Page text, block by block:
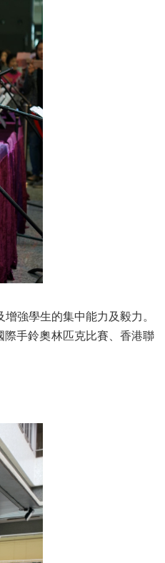
強學生的集中能力及毅力。
手鈴奧林匹克比賽、香港聯